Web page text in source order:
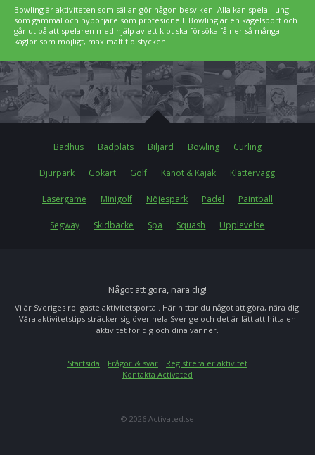
Bowling är aktiviteten som sällan gör någon besviken. Alla kan spela - ung
som gammal och nybörjare som profesionell. Bowling är en kägelsport och
går ut på att spelaren med hjälp av ett klot ska försöka få ner så många
käglor som möjligt, maximalt tio stycken.
Badhus Badplats Biljard Bowling Curling
Djurpark Gokart Golf Kanot & Kajak Klättervägg
Lasergame Minigolf Nöjespark Padel Paintball
Segway Skidbacke Spa Squash Upplevelse
Något att göra, nära dig!
Vi är Sveriges roligaste aktivitetsportal. Här hittar du något att göra, nära dig!
Våra aktivitetstips sträcker sig över hela Sverige och det är lätt att hitta en
aktivitet för dig och dina vänner.
Startsida Frågor & svar
Registrera er aktivitet
Kontakta Activated
© 2026 Activated.se